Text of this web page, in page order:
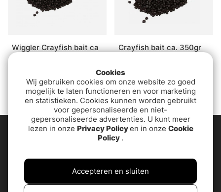
Wiggler Crayfish bait ca
Crayfish bait ca. 350gr
Cookies
Wij gebruiken cookies om onze website zo goed
mogelijk te laten functioneren en voor marketing
en statistieken. Cookies kunnen worden gebruikt
voor gepersonaliseerde en niet-
gepersonaliseerde advertenties. U kunt meer
lezen in onze Privacy Policyen in onze Cookie
Policy .
Accepteren en sluiten